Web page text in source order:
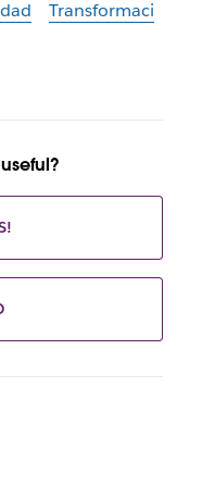
Transformaci